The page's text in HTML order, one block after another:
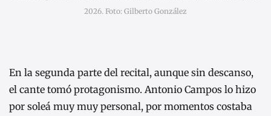
2026. Foto: Gilberto González
En la segunda parte del recital, aunque sin descanso,
el cante tomó protagonismo. Antonio Campos lo hizo
por soleá muy muy personal, por momentos costaba